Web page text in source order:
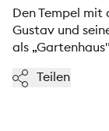
Den Tempel
Gustav und
als
Teilen